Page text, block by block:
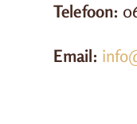
Telefoon:
Email: